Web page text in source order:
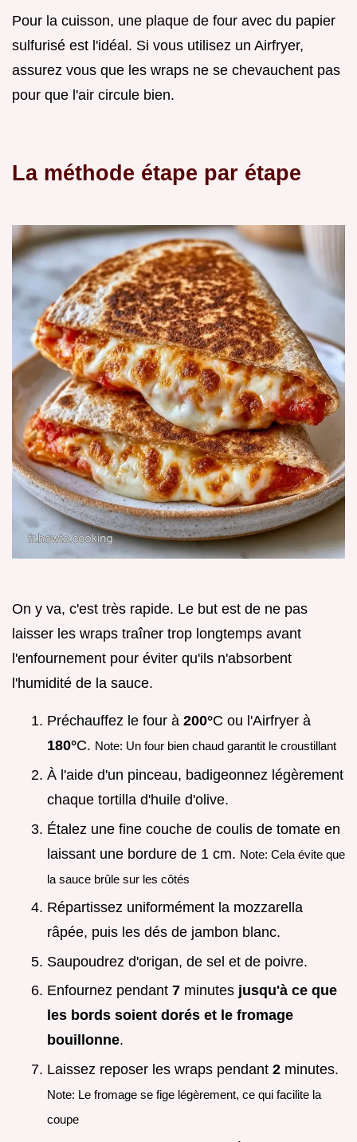
Pour la cuisson, une plaque de four avec du papier
sulfurisé est l'idéal. Si vous utilisez un Airfryer,
assurez vous que les wraps ne se chevauchent pas
pour que l'air circule bien.
La méthode étape par étape
On y va, c'est très rapide. Le but est de ne pas
laisser les wraps traîner trop longtemps avant
l'enfournement pour éviter qu'ils n'absorbent
l'humidité de la sauce.
Préchauffez le four à 200°C ou l'Airfryer à
180°C. Note: Un four bien chaud garantit le croustillant
À l'aide d'un pinceau, badigeonnez légèrement
chaque tortilla d'huile d'olive.
Étalez une fine couche de coulis de tomate en
laissant une bordure de 1 cm. Note: Cela évite que
la sauce brûle sur les côtés
Répartissez uniformément la mozzarella
râpée, puis les dés de jambon blanc.
Saupoudrez d'origan, de sel et de poivre.
Enfournez pendant 7 minutes jusqu'à ce que
les bords soient dorés et le fromage
bouillonne.
Laissez reposer les wraps pendant 2 minutes.
Note: Le fromage se fige légèrement, ce qui facilite la
coupe